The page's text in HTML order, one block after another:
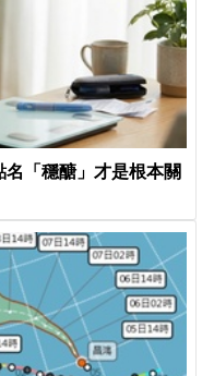
「穩醣」才是根本關